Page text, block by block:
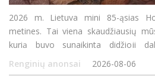
2026 m. Lietuva mini 85-ąsias
metines. Tai viena skaudžiausių
kurią buvo sunaikinta didžioji
gyvenusių žydų bendruomenių.
šalių, Lietuvoje Holokaustas vyko čia
Renginių anonsai 2026-08-06